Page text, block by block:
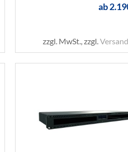
ab
zzgl. MwSt., zzgl.Versand